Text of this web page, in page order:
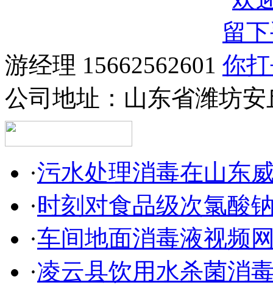
游经理 15662562601
公司地址： 山东省潍坊
·污水处理消毒在山东
·时刻对食品级次氯酸
·车间地面消毒液视频
·凌云县饮用水杀菌消